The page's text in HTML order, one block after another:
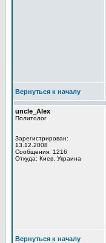
Вернуться к началу
uncle_Alex
Политолог
Зарегистрирован:
13.12.2008
Сообщения: 1216
Откуда: Киев, Украина
Вернуться к началу